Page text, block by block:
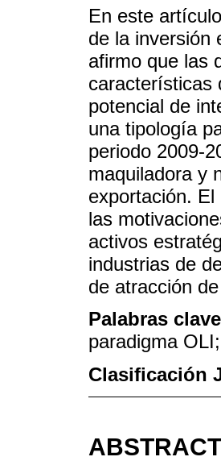
En este
de la inversión
afirmo que las
características
potencial de
una tipología
periodo 2009-
maquiladora y
exportación.
las
activos
industrias de
de atracción
Palabras
paradigma
Clasificación
ABSTRACT